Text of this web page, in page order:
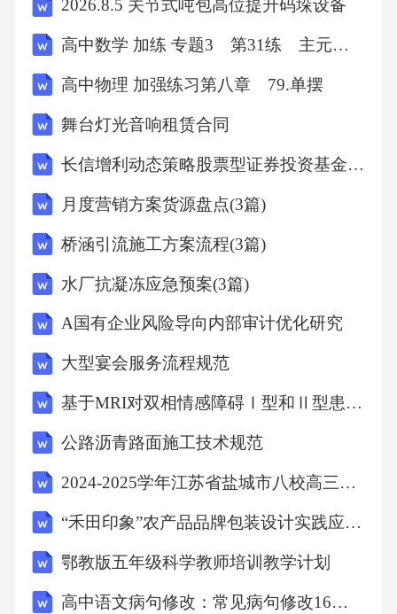
因智能监测及时发现液压系统泄漏，避免了设
备严重损坏和长时间停工，这样的技术让我深
刻理解预防保养的重要性，也增强了对智慧工
地技术可靠性的信心。三、实施细节与经验总
离不开人员的认知和支持。多次实践让我认识
到，技术培训要结合现场实际，采用案例教学
和模拟演练，让工人理解技术背后的安全意义
和便利价值。在一次培训中，我亲自带领工人
通过模拟平台体验智能监控预警流程，看到他
们从疑惑到认可，甚至主动提出改进建议，感
受到技术与人心的真正结合。2.数据管理与应用
智慧工地产生大量数据，如何有效管理和利
组专门设立了数据分析岗位，定期对数据进行
整理和趋势分析，辅助决策。通过数据发现施
工瓶颈和风险点，及时调整施工方案，比如调
整班组作业时间、优化物料供应计划，使得项
目进度更加稳健，安全事故逐年下降。3.持续改
进与技术升级智慧工地不是一蹴而就的成果，
2026.8.5 关节式吨包高位提升码垛设备
高中数学 加练 专题3 第31练 主元变换
高中物理 加强练习第八章 79.单摆
舞台灯光音响租赁合同
长信增利动态策略股票型证券投资基金基金合同
月度营销方案货源盘点(3篇)
桥涵引流施工方案流程(3篇)
水厂抗凝冻应急预案(3篇)
A国有企业风险导向内部审计优化研究
大型宴会服务流程规范
基于MRI对双相情感障碍Ⅰ型和Ⅱ型患者大脑皮层形态学及脑血流灌注的差异研究
公路沥青路面施工技术规范
2024-2025学年江苏省盐城市八校高三上学期开学地理试题（解析版）
“禾田印象”农产品品牌包装设计实践应用研究
鄂教版五年级科学教师培训教学计划
高中语文病句修改：常见病句修改16条规律